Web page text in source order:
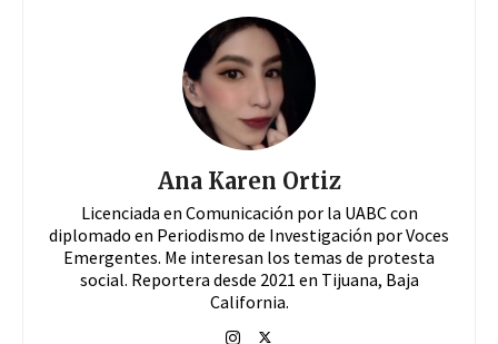
Ana Karen Ortiz
Licenciada en Comunicación por la UABC con
diplomado en Periodismo de Investigación por Voces
Emergentes. Me interesan los temas de protesta
social. Reportera desde 2021 en Tijuana, Baja
California.